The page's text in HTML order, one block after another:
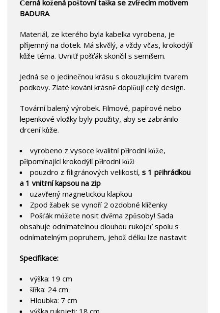
Černá kožená poštovní taška se zvířecím motivem
BADURA.
Materiál, ze kterého byla kabelka vyrobena, je
příjemný na dotek. Má skvělý, a vždy včas, krokodýlí
kůže téma. Uvnitř pošťák skončil s semišem.
Jedná se o jedinečnou krásu s okouzlujícím tvarem
podkovy. Zlaté kování krásně doplňují celý design.
Tovární balený výrobek. Filmové, papírové nebo
lepenkové vložky byly použity, aby se zabránilo
drcení kůže.
vyrobeno z vysoce kvalitní přírodní kůže,
připomínající krokodýlí přírodní kůži
pouzdro z filigránových velikostí, s 1 přihrádkou
a 1 vnitřní kapsou na zip
uzavřený magnetickou klapkou
Zpod žabek se vynoří 2 ozdobné klíčenky
Pošťák můžete nosit dvěma způsoby! Sada
obsahuje odnímatelnou dlouhou rukojeť spolu s
odnímatelným popruhem, jehož délku lze nastavit
Specifikace:
výška: 19 cm
šířka: 24 cm
Hloubka: 7 cm
výška rukojeti: 18 cm